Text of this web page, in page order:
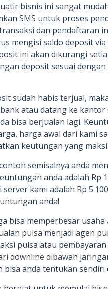
bisnis ini sangat
SMS untuk proses
dan pendaftaran
mengisi saldo deposit
ini akan dikurangi
deposit sesuai
sudah habis terjual,
atau datang ke kantor
bisa berjualan lagi.
harga awal dari kami
keutungan yang
semisalnya anda
anda adalah Rp
server kami adalah Rp
anda!
bisa memperbesar
pulsa menjadi agen
pulsa atau
downline dibawah
bisa anda tentukan